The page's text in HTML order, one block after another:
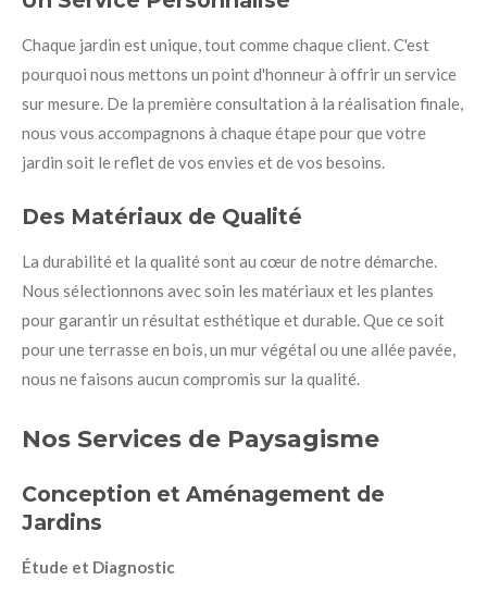
Chaque jardin est unique, tout comme chaque client. C'est
pourquoi nous mettons un point d'honneur à offrir un service
sur mesure. De la première consultation à la réalisation finale,
nous vous accompagnons à chaque étape pour que votre
jardin soit le reflet de vos envies et de vos besoins.
Des Matériaux de Qualité
La durabilité et la qualité sont au cœur de notre démarche.
Nous sélectionnons avec soin les matériaux et les plantes
pour garantir un résultat esthétique et durable. Que ce soit
pour une terrasse en bois, un mur végétal ou une allée pavée,
nous ne faisons aucun compromis sur la qualité.
Nos Services de Paysagisme
Conception et Aménagement de
Jardins
Étude et Diagnostic